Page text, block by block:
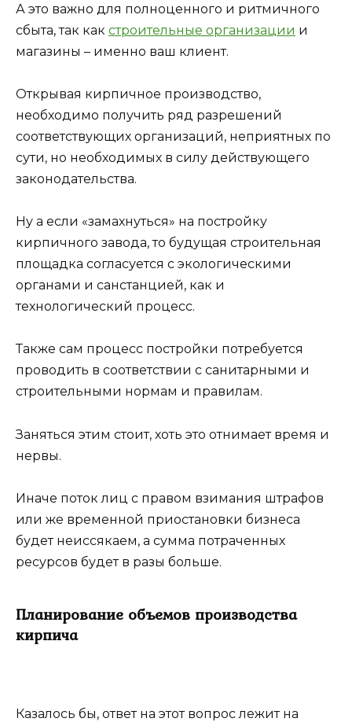
А это важно для полноценного и ритмичного
сбыта, так как строительные организации и
магазины – именно ваш клиент.
Открывая кирпичное производство,
необходимо получить ряд разрешений
соответствующих организаций, неприятных по
сути, но необходимых в силу действующего
законодательства.
Ну а если «замахнуться» на постройку
кирпичного завода, то будущая строительная
площадка согласуется с экологическими
органами и санстанцией, как и
технологический процесс.
Также сам процесс постройки потребуется
проводить в соответствии с санитарными и
строительными нормам и правилам.
Заняться этим стоит, хоть это отнимает время и
нервы.
Иначе поток лиц с правом взимания штрафов
или же временной приостановки бизнеса
будет неиссякаем, а сумма потраченных
ресурсов будет в разы больше.
Планирование объемов производства
кирпича
Казалось бы, ответ на этот вопрос лежит на